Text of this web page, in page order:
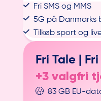
Fri SMS og MMS
5G på
Tilkøb sport og
Fri Tale |
+3 valgfri
83 GB EU-